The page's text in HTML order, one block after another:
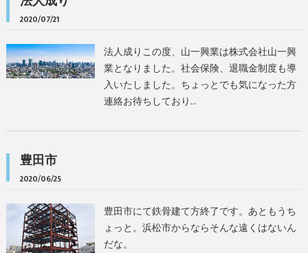
2020/07/21
法人成りこの度、山一興業は株式会社山一興
業となりました。社会保険、退職金制度も導
入いたしました。ちょっとでも気になった方
連絡お待ちしており…
豊田市
2020/06/25
豊田市にて鉄骨建て方終了です。あともうち
ょっと。浜松市からならそんな遠くはないん
だな。